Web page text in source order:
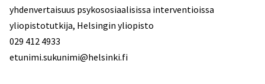
yhdenvertaisuus psykososiaalisissa interventioissa
yliopistotutkija, Helsingin yliopisto
029 412 4933
etunimi.sukunimi@helsinki.fi